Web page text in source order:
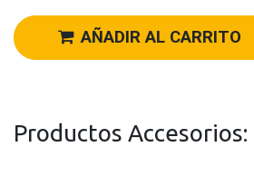
AÑADIR AL CARRITO
Productos Accesorios: